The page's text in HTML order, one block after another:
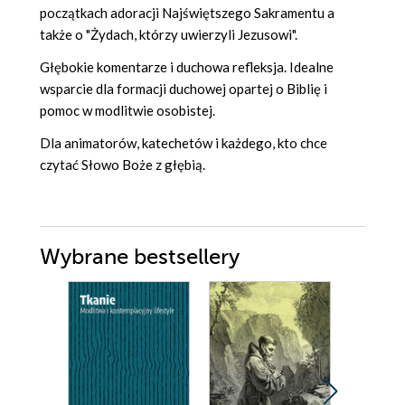
początkach adoracji Najświętszego Sakramentu a
także o "Żydach, którzy uwierzyli Jezusowi".
Głębokie komentarze i duchowa refleksja. Idealne
wsparcie dla formacji duchowej opartej o Biblię i
pomoc w modlitwie osobistej.
Dla animatorów, katechetów i każdego, kto chce
czytać Słowo Boże z głębią.
Wybrane bestsellery